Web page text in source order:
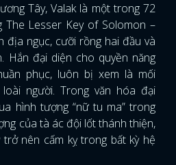
Tây, Valak là một trong 72
The Lesser Key of Solomon –
địa ngục, cưỡi rồng hai đầu và
Hắn đại diện cho quyền năng
phục, luôn bị xem là mối
người. Trong văn hóa đại
hình tượng “nữ tu ma” trong
của tà ác đội lốt thánh thiện,
nên cấm kỵ trong bất kỳ hệ